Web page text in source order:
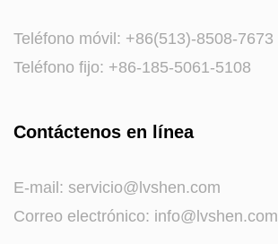
Teléfono móvil: +86(513)-8508-7673
Teléfono fijo: +86-185-5061-5108
Contáctenos en línea
E-mail: servicio@lvshen.com
Correo electrónico: info@lvshen.com